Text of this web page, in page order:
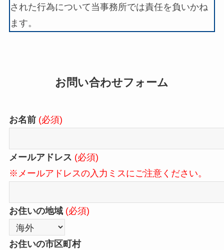
された行為について当事務所では責任を負いかね
ます。
お問い合わせフォーム
お名前 (必須)
メールアドレス (必須)
※メールアドレスの入力ミスにご注意ください。
お住いの地域 (必須)
お住いの市区町村